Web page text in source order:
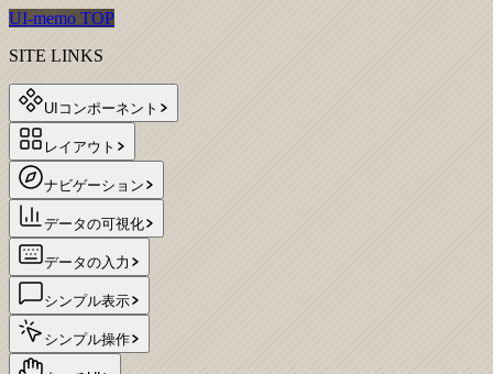
UI-memo TOP
SITE LINKS
UIコンポーネント
レイアウト
ナビゲーション
データの可視化
データの入力
シンプル表示
シンプル操作